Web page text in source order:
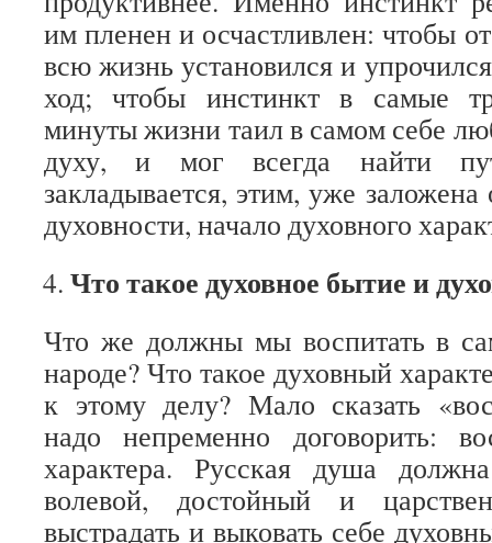
им пленен и осчастливлен: чтобы
всю жизнь установился и
ход; чтобы инстинкт в самые
минуты жизни таил в самом себе
духу, и мог всегда найти
закладывается, этим, уже заложена
духовности, начало духовного
Что такое духовное бытие и
Что же должны мы воспитать в
народе? Что такое духовный
к этому делу? Мало сказать
надо непременно договорить:
характера. Русская душа
волевой, достойный и
выстрадать и выковать себе